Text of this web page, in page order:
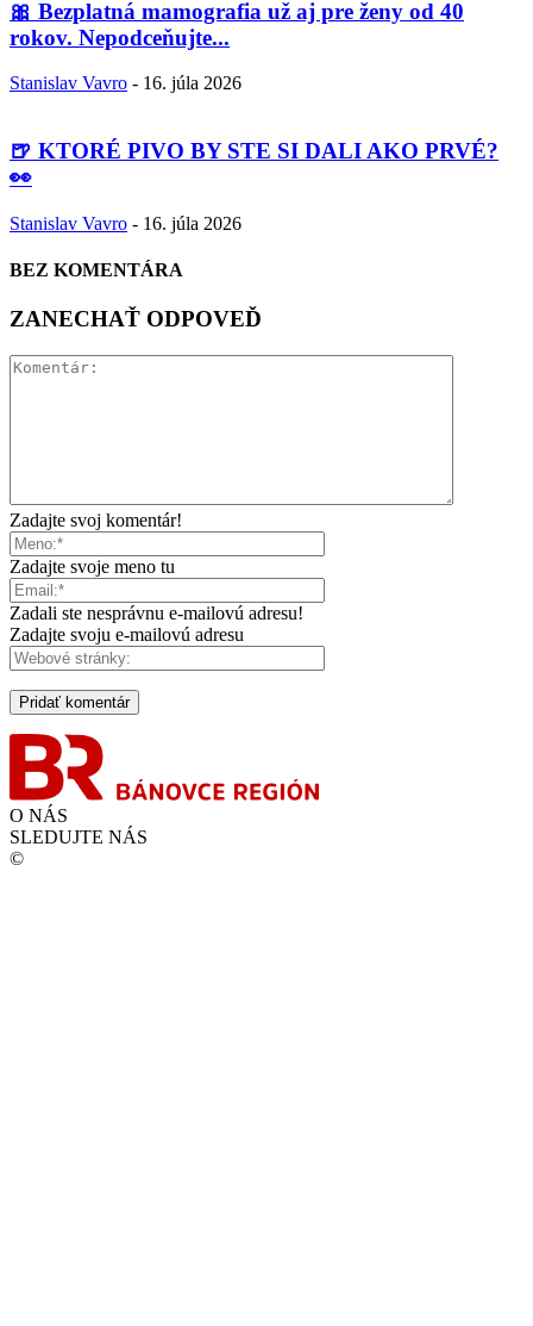
🎀 Bezplatná mamografia už aj pre ženy od 40
rokov. Nepodceňujte...
Stanislav Vavro - 16. júla 2026
🍺 KTORÉ PIVO BY STE SI DALI AKO PRVÉ?
👀
Stanislav Vavro - 16. júla 2026
BEZ KOMENTÁRA
ZANECHAŤ ODPOVEĎ
Zadajte svoj komentár!
Zadajte svoje meno tu
Zadali ste nesprávnu e-mailovú adresu!
Zadajte svoju e-mailovú adresu
O NÁS
SLEDUJTE NÁS
©